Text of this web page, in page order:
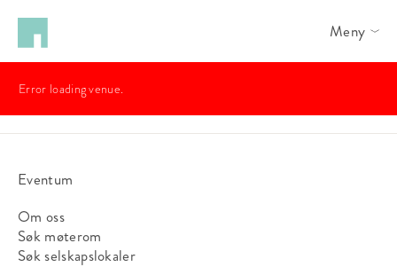
Meny
Error loading venue.
Eventum
Om oss
Søk møterom
Søk selskapslokaler